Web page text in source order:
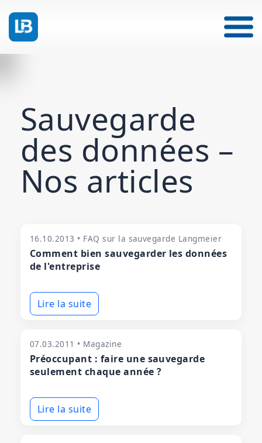
Sauvegarde
des données –
Nos articles
16.10.2013 • FAQ sur la sauvegarde Langmeier
Comment bien sauvegarder les données
de l'entreprise
Lire la suite
07.03.2011 • Magazine
Préoccupant : faire une sauvegarde
seulement chaque année ?
Lire la suite